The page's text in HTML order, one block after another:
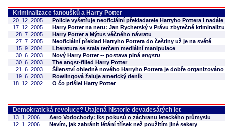
Kriminalizace fanoušků a Harry Potter
20. 12. 2005
Policie vyšetřuje neoficiální překladatele Harryho Pottera i
17. 12. 2005
Harry Potter na netu: Jan Rychetský v Právu zbytečně
28. 7. 2005
Harry Potter a Mýtus věčného návratu
27. 7. 2005
Neoficiální překlad Harryho Pottera do češtiny už je na světě
15. 9. 2004
Literatura se stala terčem mediální manipulace
30. 6. 2003
Nový Harry Potter -- postava plná angstu
30. 6. 2003
The angst-filled Harry Potter
21. 6. 2003
Šílenství ohledně nového Harryho Pottera je dobře organizováno
19. 6. 2003
Rowlingová žaluje americký deník
18. 12. 2002
O čo prišiel Harry Potter
Demokratická revoluce? Utajená historie devadesátých let
13. 1. 2006
Aero Vodochody: iks pokusů o záchranu leteckého průmyslu
12. 1. 2006
Nevím, jak zabránit létání třísek než použitím jiné sekery